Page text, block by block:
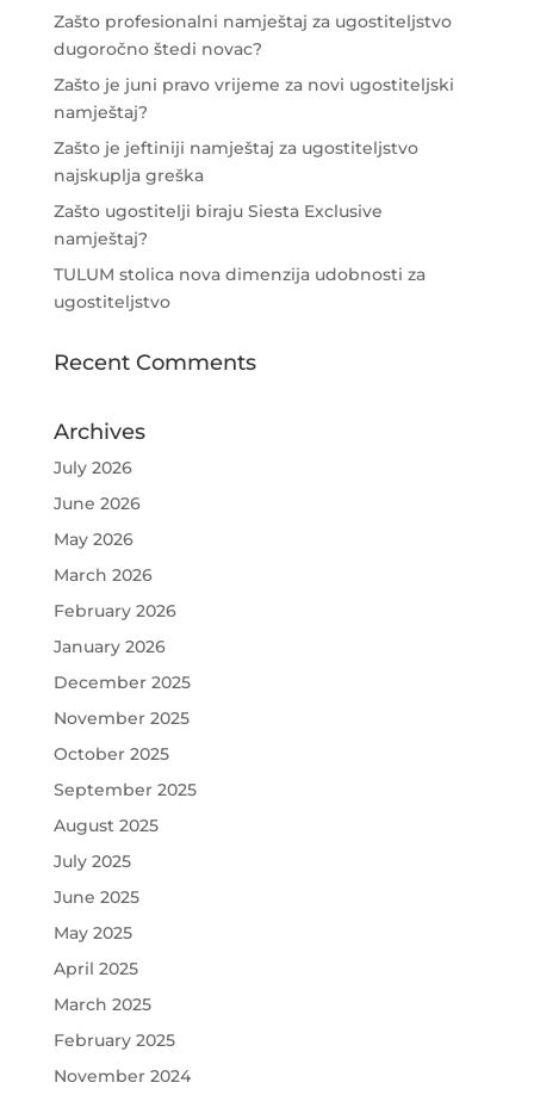
Zašto profesionalni namještaj za ugostiteljstvo
dugoročno štedi novac?
Zašto je juni pravo vrijeme za novi ugostiteljski
namještaj?
Zašto je jeftiniji namještaj za ugostiteljstvo
najskuplja greška
Zašto ugostitelji biraju Siesta Exclusive
namještaj?
TULUM stolica nova dimenzija udobnosti za
ugostiteljstvo
Recent Comments
Archives
July 2026
June 2026
May 2026
March 2026
February 2026
January 2026
December 2025
November 2025
October 2025
September 2025
August 2025
July 2025
June 2025
May 2025
April 2025
March 2025
February 2025
November 2024